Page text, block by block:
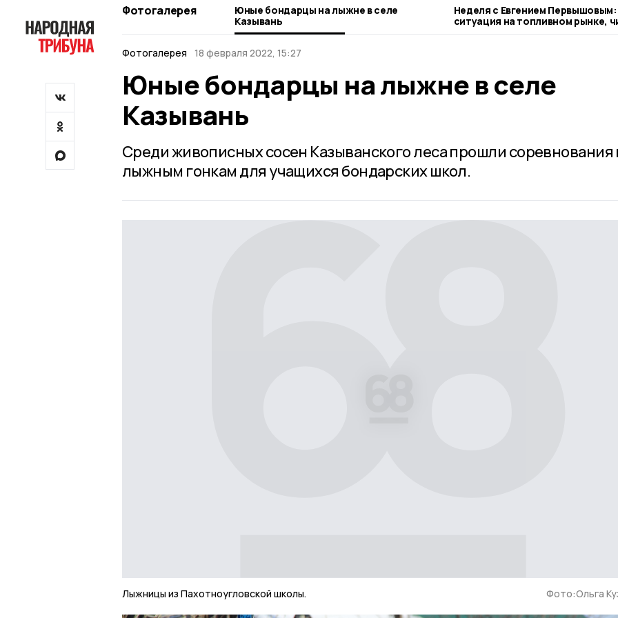
Фотогалерея
Юные бондарцы на лыжне в селе
Казывань
Неделя с Евгением Первышовым:
ситуация на топливном рынке,
городе и приоритеты
Фотогалерея 18 февраля 2022, 15:27
Юные бондарцы на лыжне в селе
Казывань
Среди живописных сосен Казыванского леса прошли соревнования
лыжным гонкам для учащихся бондарских школ.
Лыжницы из Пахотноугловской школы. Фото:Ольга